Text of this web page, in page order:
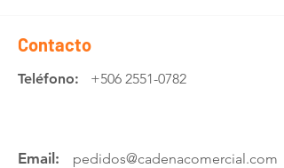
Contacto
Teléfono: +506 2551-0782
Email: pedidos@cadenacomercial.com